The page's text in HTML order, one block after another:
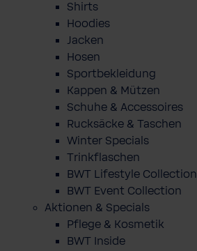
Shirts
Hoodies
Jacken
Hosen
Sportbekleidung
Kappen & Mützen
Schuhe & Accessoires
Rucksäcke & Taschen
Winter Specials
Trinkflaschen
BWT Lifestyle Collection
BWT Event Collection
Aktionen & Specials
Pflege & Kosmetik
BWT Inside